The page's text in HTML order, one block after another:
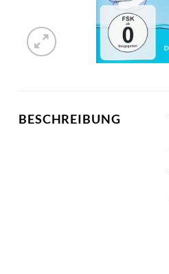
BESCHREIBUNG